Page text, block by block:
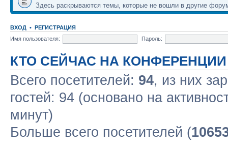
Здесь раскрываются темы, которые не вошли в другие
ВХОД • РЕГИСТРАЦИЯ
Имя пользователя:
Пароль:
КТО СЕЙЧАС НА КОНФЕРЕНЦИИ
Всего посетителей: 94, из них
гостей: 94 (основано на
минут)
Больше всего посетителей (